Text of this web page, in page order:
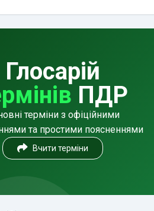
Глосарій
ПДР
терміни з офіційними
та простими поясненнями
Вчити терміни